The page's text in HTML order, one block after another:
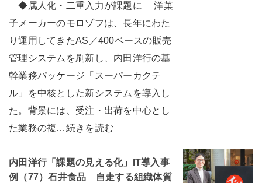
◆属人化・二重入力が課題に 洋菓
子メーカーのモロゾフは、長年にわた
り運用してきたAS／400ベースの販売
管理システムを刷新し、内田洋行の基
幹業務パッケージ「スーパーカクテ
ル」を中核とした新システムを導入し
た。背景には、受注・出荷を中心とし
た業務の複…続きを読む
内田洋行「課題の見える化」IT導入事
例（77）石井食品 自走する組織体質